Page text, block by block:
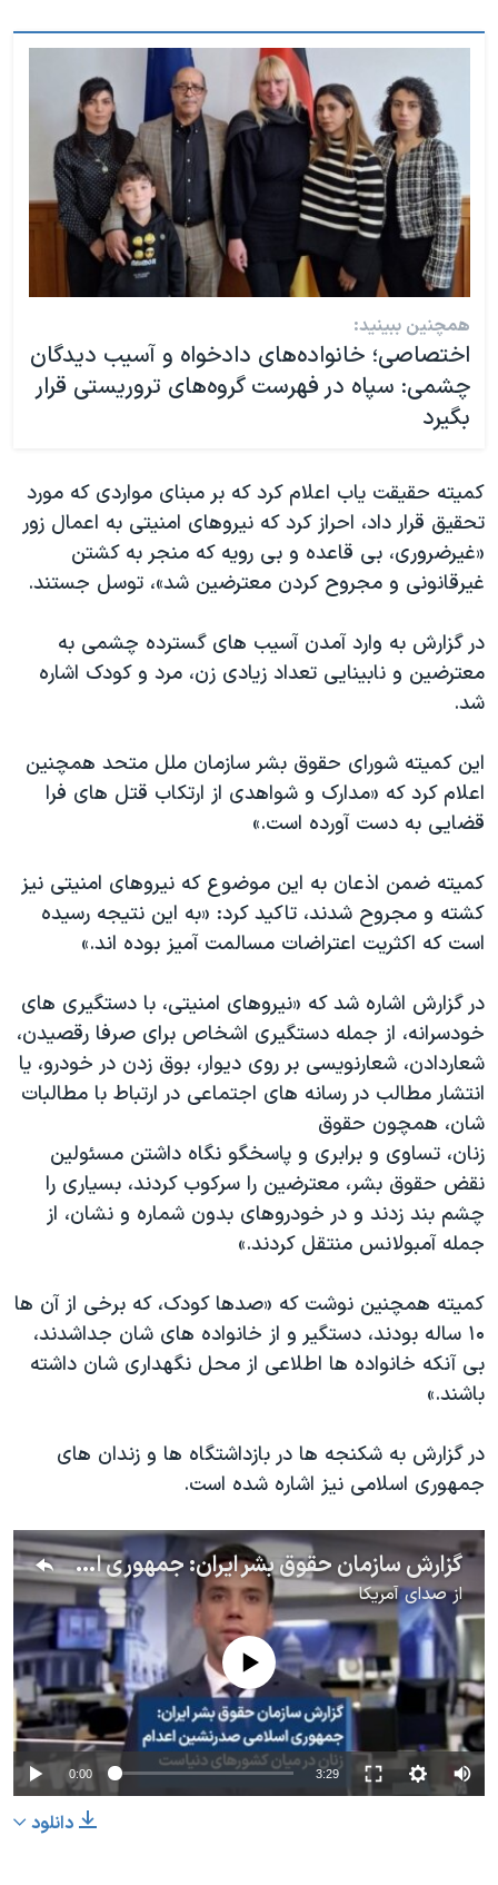
همچنین ببینید:
اختصاصی؛ خانواده‌های دادخواه و آسیب دیدگان
چشمی: سپاه در فهرست گروه‌های تروریستی قرار
بگیرد
کمیته حقیقت یاب اعلام کرد که بر مبنای مواردی که مورد
تحقیق قرار داد، احراز کرد که نیروهای امنیتی به اعمال زور
«غیرضروری، بی قاعده و بی رویه که منجر به کشتن
غیرقانونی و مجروح کردن معترضین شد»، توسل جستند.
در گزارش به وارد آمدن آسیب های گسترده چشمی به
معترضین و نابینایی تعداد زیادی زن، مرد و کودک اشاره
شد.
این کمیته شورای حقوق بشر سازمان ملل متحد همچنین
اعلام کرد که «مدارک و شواهدی از ارتکاب قتل های فرا
قضایی به دست آورده است.»
کمیته ضمن اذعان به این موضوع که نیروهای امنیتی نیز
کشته و مجروح شدند، تاکید کرد: «به این نتیجه رسیده
است که اکثریت اعتراضات مسالمت آمیز بوده اند.»
در گزارش اشاره شد که «نیروهای امنیتی، با دستگیری های
خودسرانه، از جمله دستگیری اشخاص برای صرفا رقصیدن،
شعاردادن، شعارنویسی بر روی دیوار، بوق زدن در خودرو، یا
انتشار مطالب در رسانه های اجتماعی در ارتباط با مطالبات
شان، همچون حقوق
زنان، تساوی و برابری و پاسخگو نگاه داشتن مسئولین
نقض حقوق بشر، معترضین را سرکوب کردند، بسیاری را
چشم بند زدند و در خودروهای بدون شماره و نشان، از
جمله آمبولانس منتقل کردند.»
کمیته همچنین نوشت که «صدها کودک، که برخی از آن ها
۱۰ ساله بودند، دستگیر و از خانواده های شان جداشدند،
بی آنکه خانواده ها اطلاعی از محل نگهداری شان داشته
باشند.»
در گزارش به شکنجه ها در بازداشتگاه ها و زندان های
جمهوری اسلامی نیز اشاره شده است.
گزارش سازمان حقوق بشر ایران: جمهوری اسلامی صدرنشین اعدام زنان در میان کشورهای دنیاست
ازصدای آمریکا
No media source currently available
0:00 3:29
دانلود